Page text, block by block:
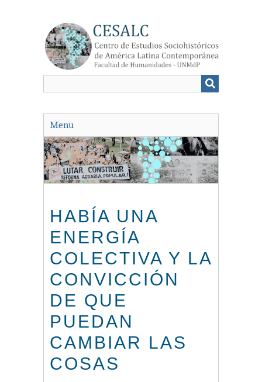
Menu
HABÍA UNA
ENERGÍA
COLECTIVA Y LA
CONVICCIÓN
DE QUE
PUEDAN
CAMBIAR LAS
COSAS